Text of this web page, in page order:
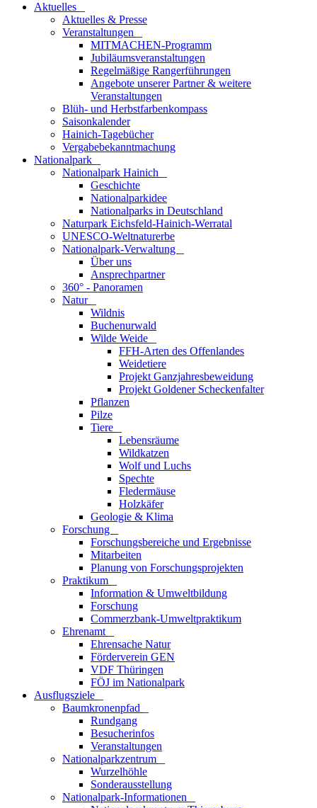
Aktuelles
Aktuelles & Presse
Veranstaltungen
MITMACHEN-Programm
Jubiläumsveranstaltungen
Regelmäßige Rangerführungen
Angebote unserer Partner & weitere
Veranstaltungen
Blüh- und Herbstfarbenkompass
Saisonkalender
Hainich-Tagebücher
Vergabebekanntmachung
National­park
Nationalpark Hainich
Geschichte
Nationalparkidee
Nationalparks in Deutschland
Naturpark Eichsfeld-Hainich-Werratal
UNESCO-Weltnaturerbe
Nationalpark-Verwaltung
Über uns
Ansprechpartner
360° - Panoramen
Natur
Wildnis
Buchenurwald
Wilde Weide
FFH-Arten des Offenlandes
Weidetiere
Projekt Ganzjahresbeweidung
Projekt Goldener Scheckenfalter
Pflanzen
Pilze
Tiere
Lebensräume
Wildkatzen
Wolf und Luchs
Spechte
Fledermäuse
Holzkäfer
Geologie & Klima
Forschung
Forschungsbereiche und Ergebnisse
Mitarbeiten
Planung von Forschungsprojekten
Praktikum
Information & Umweltbildung
Forschung
Commerzbank-Umweltpraktikum
Ehrenamt
Ehrensache Natur
Förderverein GEN
VDF Thüringen
FÖJ im Nationalpark
Ausflugs­ziele
Baumkronenpfad
Rundgang
Besucherinfos
Veranstaltungen
Nationalparkzentrum
Wurzelhöhle
Sonderausstellung
Nationalpark-Informationen